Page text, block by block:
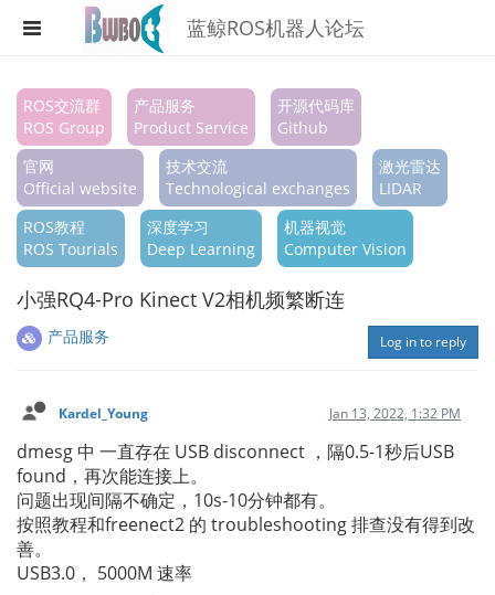
蓝鲸ROS机器人论坛
Register
Login
Search
Categories
ROS交流群
ROS Group
产品服务
Product Service
开源代码库
Github
官网
Official website
技术交流
Technological exchanges
激光雷达
LIDAR
ROS教程
ROS Tourials
深度学习
Deep Learning
机器视觉
Computer Vision
小强RQ4-Pro Kinect V2相机频繁断连
产品服务 Log in to reply
Kardel_Young Jan 13, 2022, 1:32 PM
dmesg 中 一直存在 USB disconnect ，隔0.5-1秒后USB
found，再次能连接上。
问题出现间隔不确定，10s-10分钟都有。
按照教程和freenect2 的 troubleshooting 排查没有得到改
善。
USB3.0， 5000M 速率